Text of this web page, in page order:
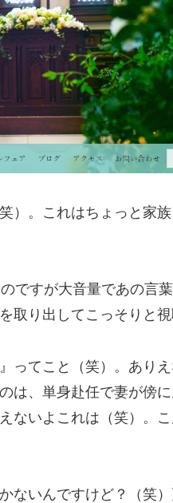
）。これはちょっと家
ですが大音量であの言
取り出してこっそりと視
ってこと（笑）。あり
は、単身赴任で妻が傍
ないよこれは（笑）。
ないんですけど？（笑